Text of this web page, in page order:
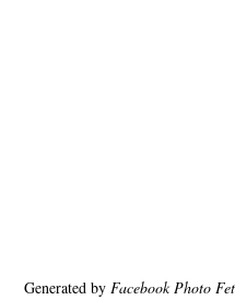
Generated byFacebook Photo